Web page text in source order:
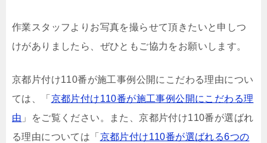
作業スタッフよりお写真を撮らせて頂きたいと申しつ
けがありましたら、ぜひともご協力をお願いします。
京都片付け110番が施工事例公開にこだわる理由につい
ては、「 京都片付け110番が施工事例公開にこだわる理
由 」をご覧ください。また、京都片付け110番が選ばれ
る理由については「 京都片付け110番が選ばれる6つの